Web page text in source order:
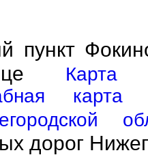
пункт
Карта
карта
дорог